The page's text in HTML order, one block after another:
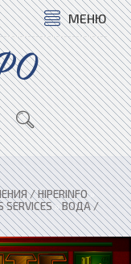
МЕНЮ
/ HIPERINFO»
»ВОДА /